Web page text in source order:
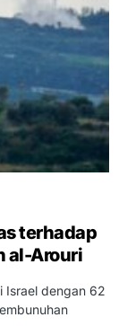
terhadap
al-Arouri
Israel dengan 62